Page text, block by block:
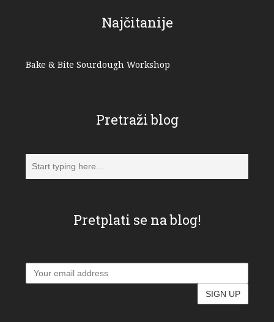
Najčitanije
Bake & Bite Sourdough Workshop
Pretraži blog
Pretplati se na blog!